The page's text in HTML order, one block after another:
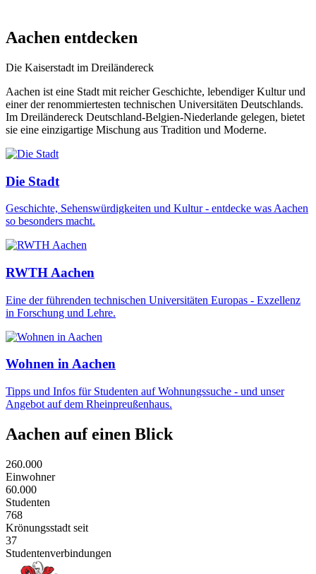
Aachen entdecken
Die Kaiserstadt im Dreiländereck
Aachen ist eine Stadt mit reicher Geschichte, lebendiger Kultur und
einer der renommiertesten technischen Universitäten Deutschlands.
Im Dreiländereck Deutschland-Belgien-Niederlande gelegen, bietet
sie eine einzigartige Mischung aus Tradition und Moderne.
Die Stadt
Geschichte, Sehenswürdigkeiten und Kultur - entdecke was Aachen
so besonders macht.
RWTH Aachen
Eine der führenden technischen Universitäten Europas - Exzellenz
in Forschung und Lehre.
Wohnen in Aachen
Tipps und Infos für Studenten auf Wohnungssuche - und unser
Angebot auf dem Rheinpreußenhaus.
Aachen auf einen Blick
260.000
Einwohner
60.000
Studenten
768
Krönungsstadt seit
37
Studentenverbindungen